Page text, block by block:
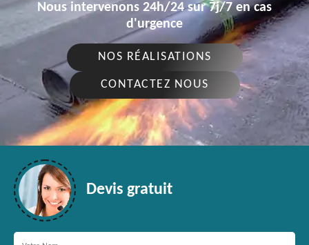
Nous intervenons 24h/24 sur 7j/7 en cas
d'urgence
NOS RÉALISATIONS
CONTACTEZ NOUS
Devis gratuit